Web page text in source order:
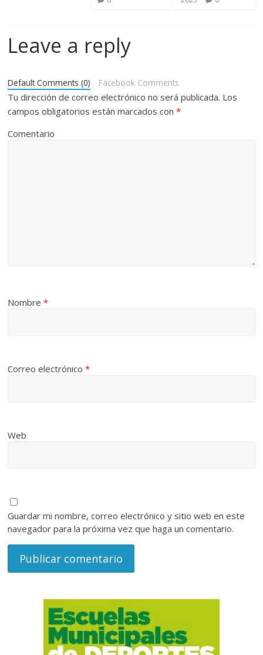
Leave a reply
Default Comments (0) Facebook Comments
Tu dirección de correo electrónico no será publicada. Los
campos obligatorios están marcados con*
Comentario
Nombre*
Correo electrónico*
Web
Guardar mi nombre, correo electrónico y sitio web en este
navegador para la próxima vez que haga un comentario.